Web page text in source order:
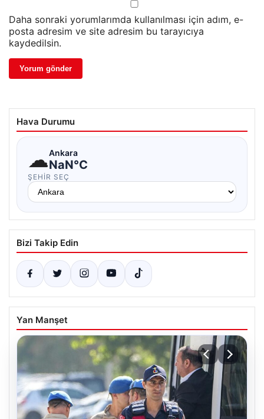
Daha sonraki yorumlarımda kullanılması için adım, e-
posta adresim ve site adresim bu tarayıcıya
kaydedilsin.
Hava Durumu
☁Ankara
NaN°C
ŞEHIR SEÇ
Bizi Takip Edin
Yan Manşet